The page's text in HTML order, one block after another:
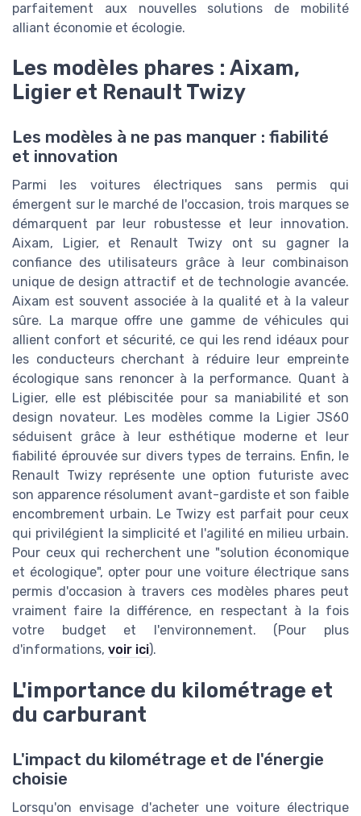
parfaitement aux nouvelles solutions de mobilité
alliant économie et écologie.
Les modèles phares : Aixam,
Ligier et Renault Twizy
Les modèles à ne pas manquer : fiabilité
et innovation
Parmi les voitures électriques sans permis qui
émergent sur le marché de l'occasion, trois marques se
démarquent par leur robustesse et leur innovation.
Aixam, Ligier, et Renault Twizy ont su gagner la
confiance des utilisateurs grâce à leur combinaison
unique de design attractif et de technologie avancée.
Aixam est souvent associée à la qualité et à la valeur
sûre. La marque offre une gamme de véhicules qui
allient confort et sécurité, ce qui les rend idéaux pour
les conducteurs cherchant à réduire leur empreinte
écologique sans renoncer à la performance. Quant à
Ligier, elle est plébiscitée pour sa maniabilité et son
design novateur. Les modèles comme la Ligier JS60
séduisent grâce à leur esthétique moderne et leur
fiabilité éprouvée sur divers types de terrains. Enfin, le
Renault Twizy représente une option futuriste avec
son apparence résolument avant-gardiste et son faible
encombrement urbain. Le Twizy est parfait pour ceux
qui privilégient la simplicité et l'agilité en milieu urbain.
Pour ceux qui recherchent une "solution économique
et écologique", opter pour une voiture électrique sans
permis d'occasion à travers ces modèles phares peut
vraiment faire la différence, en respectant à la fois
votre budget et l'environnement. (Pour plus
d'informations, voir ici).
L'importance du kilométrage et
du carburant
L'impact du kilométrage et de l'énergie
choisie
Lorsqu'on envisage d'acheter une voiture électrique